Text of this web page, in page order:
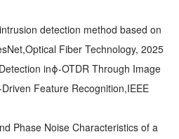
detection method based on
Optical Fiber Technology, 2025
inϕ-OTDR Through Image
Feature Recognition,IEEE
Phase Noise Characteristics of a